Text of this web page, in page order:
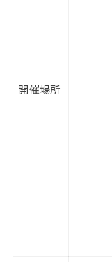
開催場所